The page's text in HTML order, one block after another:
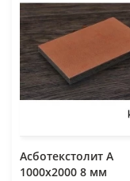
Асботекстолит А
1000х2000 8 мм